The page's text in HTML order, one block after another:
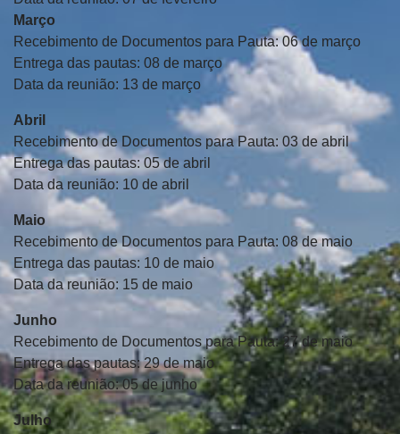
Março
Recebimento de Documentos para Pauta: 06 de março
Entrega das pautas: 08 de março
Data da reunião: 13 de março
Abril
Recebimento de Documentos para Pauta: 03 de abril
Entrega das pautas: 05 de abril
Data da reunião: 10 de abril
Maio
Recebimento de Documentos para Pauta: 08 de maio
Entrega das pautas: 10 de maio
Data da reunião: 15 de maio
Junho
Recebimento de Documentos para Pauta: 27 de maio
Entrega das pautas: 29 de maio
Data da reunião: 05 de junho
Julho